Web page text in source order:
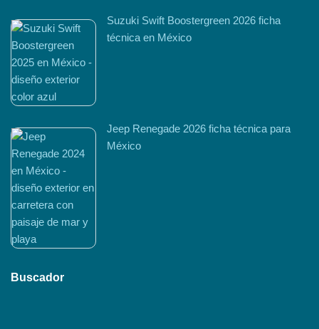
Suzuki Swift Boostergreen 2026 ficha
técnica en México
Jeep Renegade 2026 ficha técnica para
México
Buscador